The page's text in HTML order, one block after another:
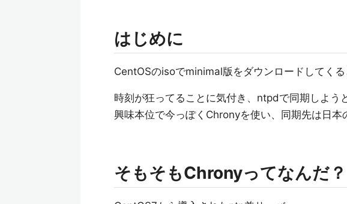
はじめに
CentOSのisoでminimal版をダウンロードしてく
時刻が狂ってることに気付き、ntpdで同期しよう
興味本位で今っぽくChronyを使い、同期先は日本
そもそもChronyってなんだ？